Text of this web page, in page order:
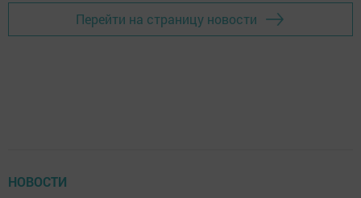
Перейти на страницу новости
НОВОСТИ